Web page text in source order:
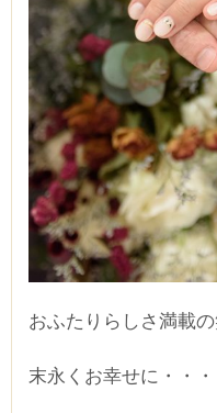
おふたりらしさ満載
末永くお幸せに・・・